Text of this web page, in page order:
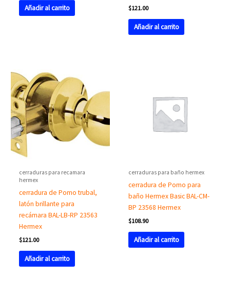
Añadir al carrito $121.00
Añadir al carrito
cerraduras para recamara
hermex
cerradura de Pomo trubal,
latón brillante para
recámara BAL-LB-RP 23563
Hermex
$121.00
Añadir al carrito
cerraduras para baño hermex
cerradura de Pomo para
baño Hermex Basic BAL-CM-
BP 23568 Hermex
$108.90
Añadir al carrito